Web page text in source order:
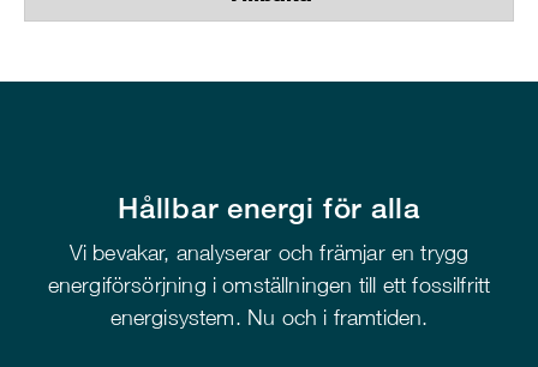
Hållbar energi för alla
Vi bevakar, analyserar och främjar en trygg
energiförsörjning i omställningen till ett fossilfritt
energisystem. Nu och i framtiden.